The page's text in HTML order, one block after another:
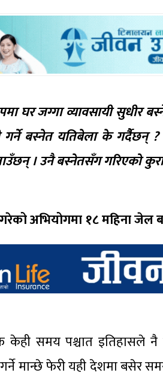
घर जग्गा व्यावसायी
गर्ने बस्नेत यतिबेला के
। उनै बस्नेतसँग गरिएको
अभियोगमा १८ महिना
केही समय पश्चात इतिहासले
मान्छे फेरी यही देशमा बसेर